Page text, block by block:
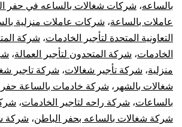
بالساعه، شركات شغالات بالساعه في حفر
عاملات بالساعة، شركات عاملات منزلية
التعاونية المتحدة لتأجير الخادمات، شركة
الخادمات، شركة المتحدون لتأجير العمالة،
منزلية، شركة تأجير شغالات، شركة تاجير
شغالات بالشهر ، شركة خادمات بالساعة حفر
بالساعات، شركة راحه لتاجير الخادمات،
شركة شغالات بالساعه بحفر الباطن، شركة